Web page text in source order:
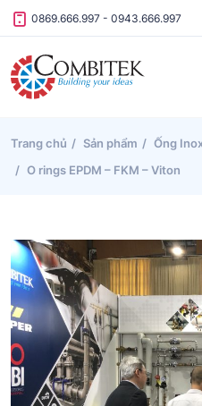
Skip to content
0869.666.997 - 0943.666.997
Trang chủ Sản phẩm
Ống
O rings EPDM – FKM – Viton